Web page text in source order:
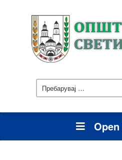
Пребарувај
за: